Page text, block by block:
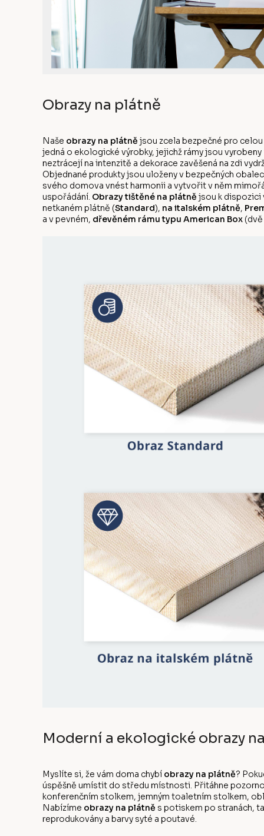
Obrazy na plátně
Naše obrazy na plátně jsou zcela bezpečné pro
jedná o ekologické výrobky, jejichž rámy jsou
neztrácejí na intenzitě a dekorace zavěšená na zdi
Objednané produkty jsou uloženy v bezpečných
svého domova vnést harmonii a vytvořit v něm
uspořádání. Obrazy tištěné na plátně jsou k dispozici
netkaném plátně (Standard), na italském plátně,
a v pevném, dřevěném rámu typu American Box
Moderní a ekologické obrazy
Myslíte si, že vám doma chybí obrazy na plátně?
úspěšně umístit do středu místnosti. Přitáhne
konferenčním stolkem, jemným toaletním stolkem,
Nabízíme obrazy na plátně s potiskem po stranách,
reprodukovány a barvy syté a poutavé.